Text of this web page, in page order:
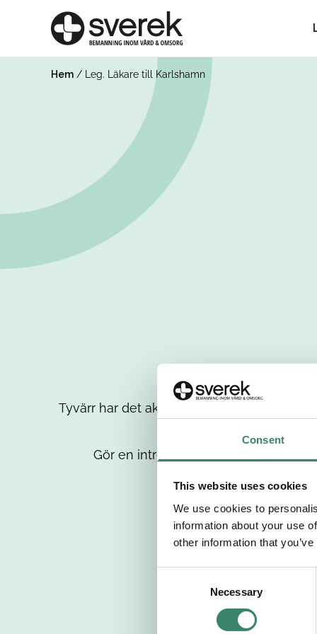
Consent
This website uses cookies
We use cookies to
information about your use
other information that
Necessary
Hem / Leg. Läkare till Karlshamn
Tyvärr har det aktuella jobbet tagits bort
Gör en intresseanmälan så